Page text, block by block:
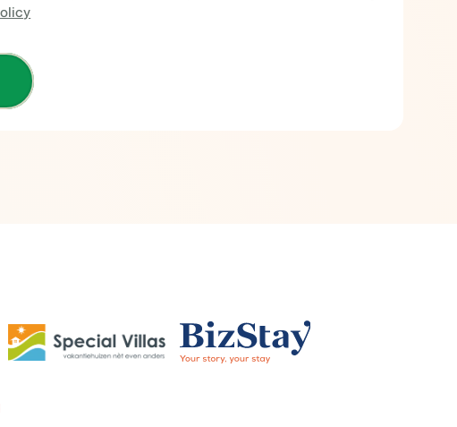
la vente de vos biens locatifs.
leur langue.
lors de différents événements
Experts